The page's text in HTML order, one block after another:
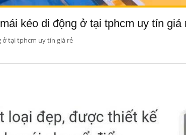
kéo di động ở tại tphcm uy tín giá
ở tại tphcm uy tín giá rẻ